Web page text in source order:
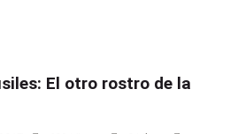
El otro rostro de la